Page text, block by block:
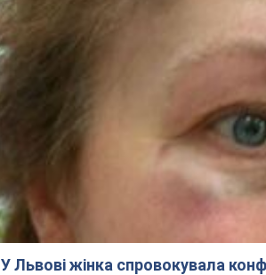
У Львові жінка спровокувала